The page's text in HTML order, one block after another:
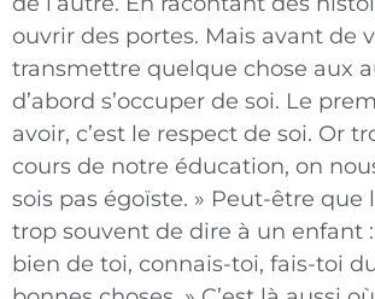
ouvrir des portes. Mais avant de
transmettre quelque chose aux
d’abord s’occuper de soi. Le
avoir, c’est le respect de soi. Or
cours de notre éducation, on
sois pas égoïste. » Peut-être que
trop souvent de dire à un enfant
bien de toi, connais-toi, fais-toi